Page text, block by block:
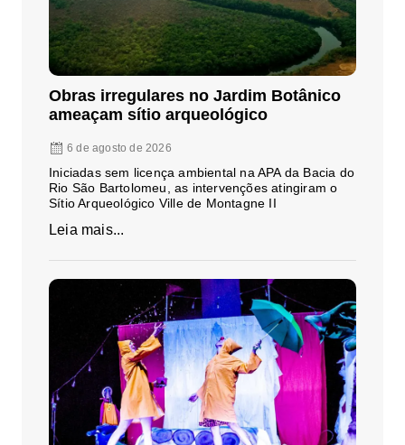
Obras irregulares no Jardim Botânico
ameaçam sítio arqueológico
6 de agosto de 2026
Iniciadas sem licença ambiental na APA da Bacia do
Rio São Bartolomeu, as intervenções atingiram o
Sítio Arqueológico Ville de Montagne II
Leia mais...